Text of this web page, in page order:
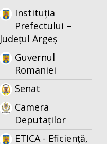
Instituția
Prefectului –
Județul Argeș
Guvernul
Romaniei
Senat
Camera
Deputaților
ETICA - Eficiență,